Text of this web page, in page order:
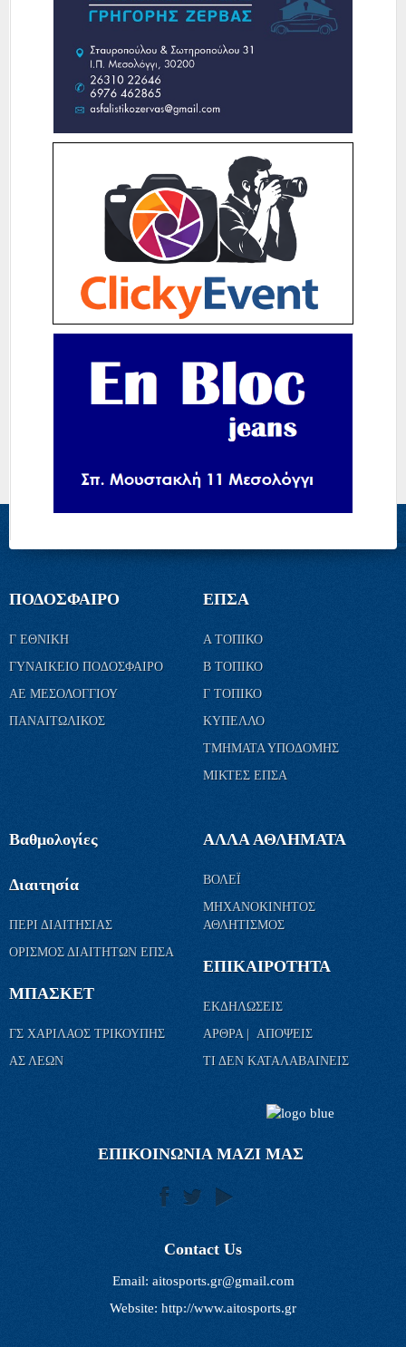
ΠΟΔΟΣΦΑΙΡΟ
Γ ΕΘΝΙΚΗ
ΓΥΝΑΙΚΕΙΟ ΠΟΔΟΣΦΑΙΡΟ
ΑΕ ΜΕΣΟΛΟΓΓΙΟΥ
ΠΑΝΑΙΤΩΛΙΚΟΣ
ΕΠΣΑ
Α ΤΟΠΙΚΟ
Β ΤΟΠΙΚΟ
Γ ΤΟΠΙΚΟ
ΚΥΠΕΛΛΟ
ΤΜΗΜΑΤΑ ΥΠΟΔΟΜΗΣ
ΜΙΚΤΕΣ ΕΠΣΑ
Βαθμολογίες
Διαιτησία
ΠΕΡΙ ΔΙΑΙΤΗΣΙΑΣ
ΟΡΙΣΜΟΣ ΔΙΑΙΤΗΤΩΝ ΕΠΣΑ
ΜΠΑΣΚΕΤ
ΓΣ ΧΑΡΙΛΑΟΣ ΤΡΙΚΟΥΠΗΣ
ΑΣ ΛΕΩΝ
ΑΛΛΑ ΑΘΛΗΜΑΤΑ
ΒΟΛΕΪ
ΜΗΧΑΝΟΚΙΝΗΤΟΣ
ΑΘΛΗΤΙΣΜΟΣ
ΕΠΙΚΑΙΡΟΤΗΤΑ
ΕΚΔΗΛΩΣΕΙΣ
ΑΡΘΡΑ | ΑΠΟΨΕΙΣ
ΤΙ ΔΕΝ ΚΑΤΑΛΑΒΑΙΝΕΙΣ
ΕΠΙΚΟΙΝΩΝΙΑ ΜΑΖΙ ΜΑΣ
Contact Us
Email: aitosports.gr@gmail.com
Website: http://www.aitosports.gr